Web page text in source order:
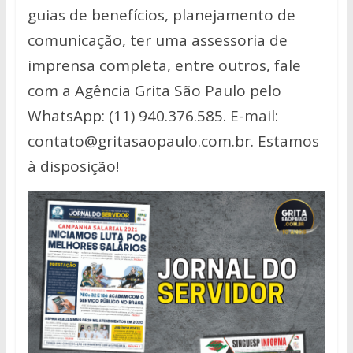
guias de benefícios, planejamento de
comunicação, ter uma assessoria de
imprensa completa, entre outros, fale
com a Agência Grita São Paulo pelo
WhatsApp: (11) 940.376.585. E-mail:
contato@gritasaopaulo.com.br. Estamos
à disposição!